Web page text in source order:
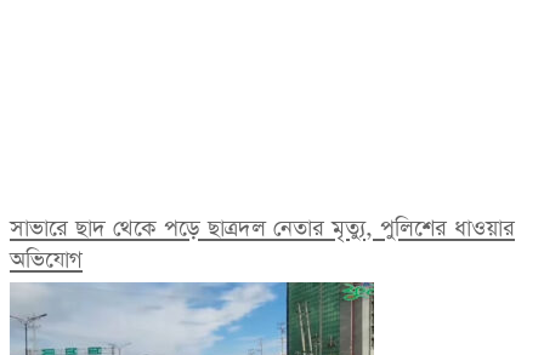
সাভারে ছাদ থেকে পড়ে ছাত্রদল নেতার মৃত্যু, পুলিশের ধাওয়ার
অভিযোগ